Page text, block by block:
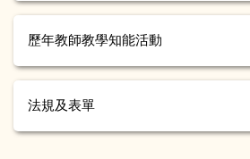
歷年教師教學知能活動
法規及表單